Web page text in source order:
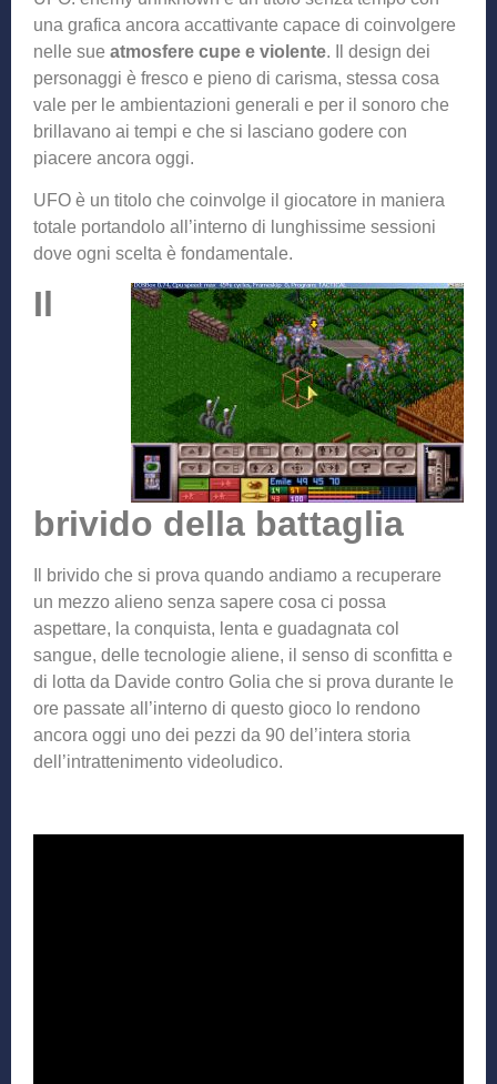
una grafica ancora accattivante capace di coinvolgere
nelle sue atmosfere cupe e violente. Il design dei
personaggi è fresco e pieno di carisma, stessa cosa
vale per le ambientazioni generali e per il sonoro che
brillavano ai tempi e che si lasciano godere con
piacere ancora oggi.
UFO è un titolo che coinvolge il giocatore in maniera
totale portandolo all’interno di lunghissime sessioni
dove ogni scelta è fondamentale.
Il
brivido della battaglia
Il brivido che si prova quando andiamo a recuperare
un mezzo alieno senza sapere cosa ci possa
aspettare, la conquista, lenta e guadagnata col
sangue, delle tecnologie aliene, il senso di sconfitta e
di lotta da Davide contro Golia che si prova durante le
ore passate all’interno di questo gioco lo rendono
ancora oggi uno dei pezzi da 90 del’intera storia
dell’intrattenimento videoludico.